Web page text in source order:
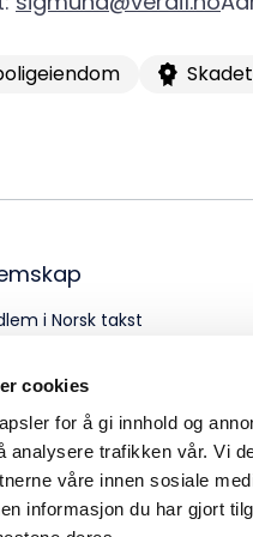
cookies
for å gi innhold og
analysere trafikken vår. Vi
våre innen sosiale
informasjon du har gjort
i Norsk takst